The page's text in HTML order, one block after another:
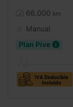
66.000 km
Manual
Plan Pive